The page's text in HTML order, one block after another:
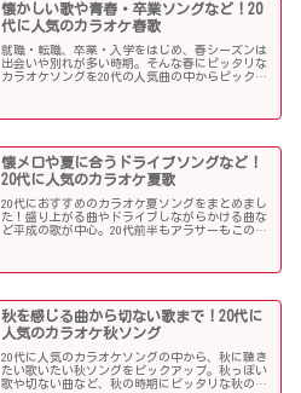
懐かしい歌や青春・卒業ソングなど！20
代に人気のカラオケ春歌
就職・転職、卒業・入学をはじめ、春シーズンは
出会いや別れが多い時期。そんな春にピッタリな
カラオケソングを20代の人気曲の中からピックア
懐メロや夏に合うドライブソングなど！
20代に人気のカラオケ夏歌
20代におすすめのカラオケ夏ソングをまとめまし
た！盛り上がる曲やドライブしながらかける曲な
ど平成の歌が中心。20代前半もアラサーもこの曲
秋を感じる曲から切ない歌まで！20代に
人気のカラオケ秋ソング
20代に人気のカラオケソングの中から、秋に聴き
たい歌いたい秋ソングをピックアップ。秋っぽい
歌や切ない曲など、秋の時期にピッタリな秋の歌